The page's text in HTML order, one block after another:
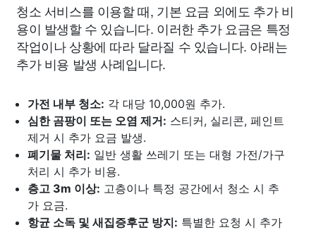
청소 서비스를 이용할 때, 기본 요금 외에도 추가 비
용이 발생할 수 있습니다. 이러한 추가 요금은 특정
작업이나 상황에 따라 달라질 수 있습니다. 아래는
추가 비용 발생 사례입니다.
가전 내부 청소: 각 대당 10,000원 추가.
심한 곰팡이 또는 오염 제거: 스티커, 실리콘, 페인트
제거 시 추가 요금 발생.
폐기물 처리: 일반 생활 쓰레기 또는 대형 가전/가구
처리 시 추가 비용.
층고 3m 이상: 고층이나 특정 공간에서 청소 시 추
가 요금.
항균 소독 및 새집증후군 방지: 특별한 요청 시 추가